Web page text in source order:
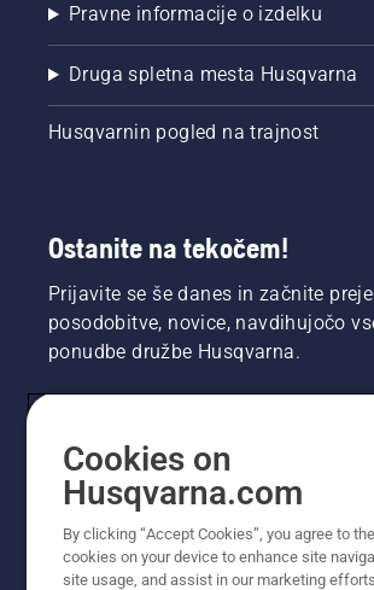
Pravne informacije o izdelku
Druga spletna mesta Husqvarna
Husqvarnin pogled na trajnost
Ostanite na tekočem!
Prijavite se še danes in začnite
posodobitve, novice, navdihujočo
ponudbe družbe Husqvarna.
Cookies on
Husqvarna.com
By clicking “Accept Cookies”, you agree to
cookies on your device to enhance site
site usage, and assist in our marketing